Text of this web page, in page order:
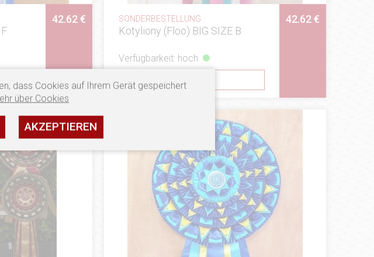
42.62 € SONDERBESTELLUNG
Kotyliony (Floo) BIG SIZE B
42.62 €
Verfügbarkeit: hoch
SEHEN
dass Cookies auf Ihrem Gerät gespeichert
über Cookies
AKZEPTIEREN